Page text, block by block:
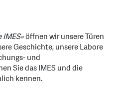
IMES»öffnen wir unsere Türen
Geschichte, unsere Labore
und
Sie das IMES und die
kennen.